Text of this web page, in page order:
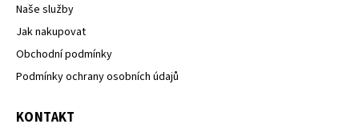
Naše služby
Jak nakupovat
Obchodní podmínky
Podmínky ochrany osobních údajů
KONTAKT